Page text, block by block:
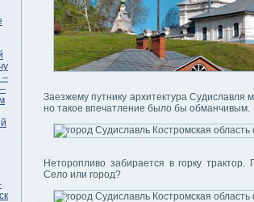
–
Заезжему путнику архитектура Судиславля
но такое впечатление было бы обманчивым.
Неторопливо забирается в горку
Село или город?